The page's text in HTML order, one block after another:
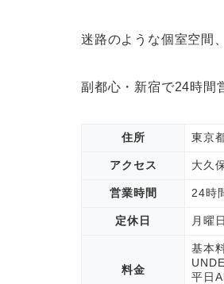
迷路のような個室空間
副都心・新宿で24時間
住所 東京
アクセス 大久
営業時間 24時
定休日 月曜
料金
基本
平日